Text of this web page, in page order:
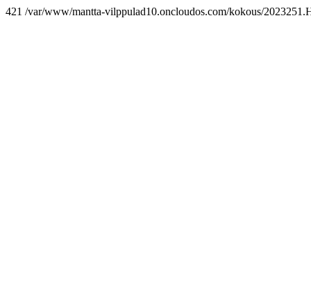
421 /var/www/mantta-vilppulad10.oncloudos.com/kokous/